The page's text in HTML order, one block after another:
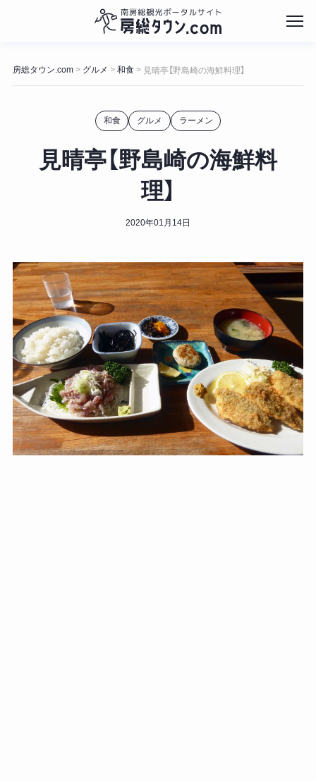
ン
テ
房総タウン.com> グルメ > 和食> 見晴亭【野島崎の海鮮料理】
和食 グルメ ラーメン
見晴亭【野島崎の海鮮料
理】
2020年01月14日